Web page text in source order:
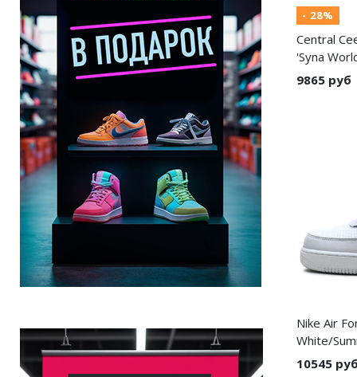
- 28%
Central
'Syna
9865 руб
Nike Air
White/
10545 руб